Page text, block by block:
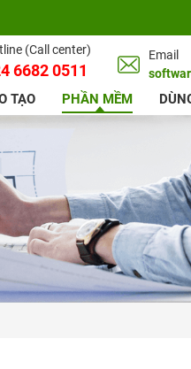
(Call center)
6682 0511
Email
TẠO PHẦN MỀM